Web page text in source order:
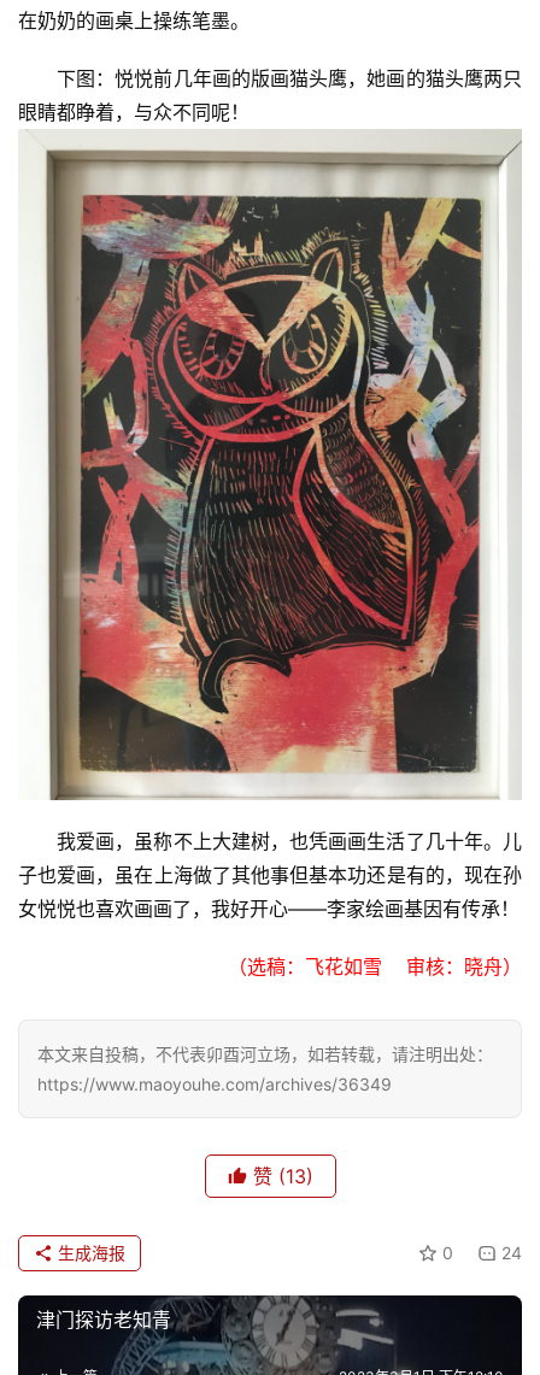
页
活
游
育
登录 注册
在奶奶的画桌上操练笔墨。
下图：悦悦前几年画的版画猫头鹰，她画的猫头鹰两只
眼睛都睁着，与众不同呢！
我爱画，虽称不上大建树，也凭画画生活了几十年。儿
子也爱画，虽在上海做了其他事但基本功还是有的，现在孙
女悦悦也喜欢画画了，我好开心——李家绘画基因有传承！
（选稿：飞花如雪    审核：晓舟）
本文来自投稿，不代表卯酉河立场，如若转载，请注明出处：
https://www.maoyouhe.com/archives/36349
赞 (13)
0 24
生成海报
津门探访老知青